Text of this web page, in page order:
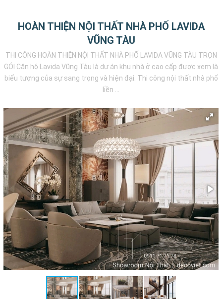
HOÀN THIỆN NỘI THẤT NHÀ PHỐ LAVIDA
VŨNG TÀU
THI CÔNG HOÀN THIỆN NỘI THẤT NHÀ PHỐ LAVIDA VŨNG TÀU TRỌN
GÓI Căn hộ Lavida Vũng Tàu là dự án khu nhà ở cao cấp được xem là
biểu tượng của sự sang trọng và hiện đại. Thi công nội thất nhà phố
liền ...